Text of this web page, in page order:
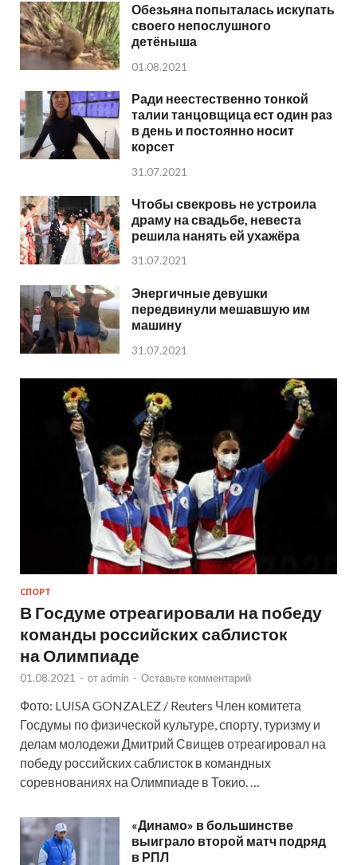
Обезьяна попыталась искупать
своего непослушного
детёныша
01.08.2021
Ради неестественно тонкой
талии танцовщица ест один раз
в день и постоянно носит
корсет
31.07.2021
Чтобы свекровь не устроила
драму на свадьбе, невеста
решила нанять ей ухажёра
31.07.2021
Энергичные девушки
передвинули мешавшую им
машину
31.07.2021
СПОРТ
В Госдуме отреагировали на победу
команды российских саблисток
на Олимпиаде
01.08.2021 - от admin - Оставьте комментарий
Фото: LUISA GONZALEZ / Reuters Член комитета
Госдумы по физической культуре, спорту, туризму и
делам молодежи Дмитрий Свищев отреагировал на
победу российских саблисток в командных
соревнованиях на Олимпиаде в Токио. …
«Динамо» в большинстве
выиграло второй матч подряд
в РПЛ